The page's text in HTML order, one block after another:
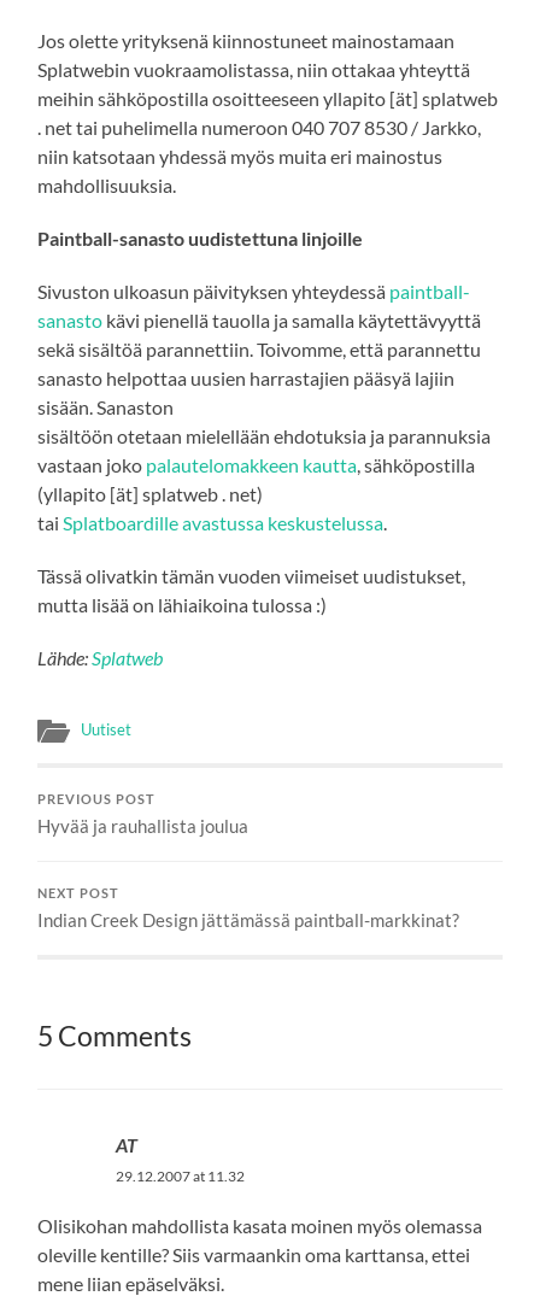
Jos olette yrityksenä kiinnostuneet mainostamaan
Splatwebin vuokraamolistassa, niin ottakaa yhteyttä
meihin sähköpostilla osoitteeseen yllapito [ät] splatweb
. net tai puhelimella numeroon 040 707 8530 / Jarkko,
niin katsotaan yhdessä myös muita eri mainostus
mahdollisuuksia.
Paintball-sanasto uudistettuna linjoille
Sivuston ulkoasun päivityksen yhteydessä paintball-
sanasto kävi pienellä tauolla ja samalla käytettävyyttä
sekä sisältöä parannettiin. Toivomme, että parannettu
sanasto helpottaa uusien harrastajien pääsyä lajiin
sisään. Sanaston
sisältöön otetaan mielellään ehdotuksia ja parannuksia
vastaan joko palautelomakkeen kautta , sähköpostilla
(yllapito [ät] splatweb . net)
tai Splatboardille avastussa keskustelussa
Tässä olivatkin tämän vuoden viimeiset uudistukset,
mutta lisää on lähiaikoina tulossa :)
Lähde: Splatweb
Uutiset
PREVIOUS POST
Hyvää ja rauhallista joulua
NEXT POST
Indian Creek Design jättämässä paintball-markkinat?
5 Comments
AT
29.12.2007 at 11.32
Olisikohan mahdollista kasata moinen myös olemassa
oleville kentille? Siis varmaankin oma karttansa, ettei
mene liian epäselväksi.